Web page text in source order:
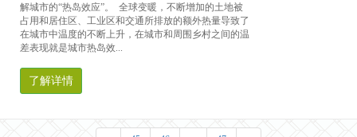
解城市的“热岛效应”。 全球变暖，不断增加的土地被
占用和居住区、工业区和交通所排放的额外热量导致了
在城市中温度的不断上升，在城市和周围乡村之间的温
差表现就是城市热岛效...
了解详情